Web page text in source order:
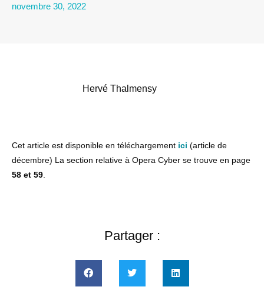
novembre 30, 2022
Hervé Thalmensy
Cet article est disponible en téléchargement ici (article de
décembre) La section relative à Opera Cyber se trouve en page
58 et 59
Partager :